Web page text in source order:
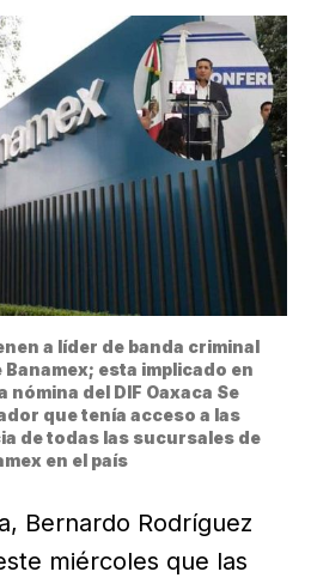
a líder de banda criminal
esta implicado en
del DIF Oaxaca Se
que tenía acceso a las
de todas las sucursales de
en el país
Bernardo Rodríguez
miércoles que las